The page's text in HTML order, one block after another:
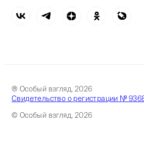
® Особый взгляд, 2026
Свидетельство о регистрации №
© Особый взгляд, 2026